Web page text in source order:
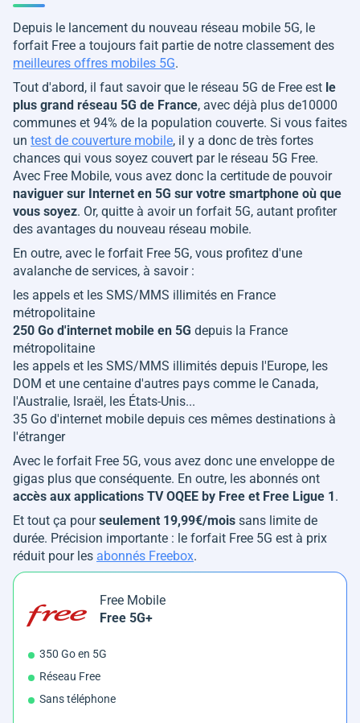
Depuis le lancement du nouveau réseau mobile 5G, le
forfait Free a toujours fait partie de notre classement des
meilleures offres mobiles 5G.
Tout d'abord, il faut savoir que le réseau 5G de Free est le
plus grand réseau 5G de France, avec déjà plus de10000
communes et 94% de la population couverte. Si vous faites
un test de couverture mobile, il y a donc de très fortes
chances qui vous soyez couvert par le réseau 5G Free.
Avec Free Mobile, vous avez donc la certitude de pouvoir
naviguer sur Internet en 5G sur votre smartphone où que
vous soyez. Or, quitte à avoir un forfait 5G, autant profiter
des avantages du nouveau réseau mobile.
En outre, avec le forfait Free 5G, vous profitez d'une
avalanche de services, à savoir :
les appels et les SMS/MMS illimités en France
métropolitaine
250 Go d'internet mobile en 5G depuis la France
métropolitaine
les appels et les SMS/MMS illimités depuis l'Europe, les
DOM et une centaine d'autres pays comme le Canada,
l'Australie, Israël, les États-Unis...
35 Go d'internet mobile depuis ces mêmes destinations à
l'étranger
Avec le forfait Free 5G, vous avez donc une enveloppe de
gigas plus que conséquente. En outre, les abonnés ont
accès aux applications TV OQEE by Free et Free Ligue 1 .
Et tout ça pourseulement 19,99€/mois sans limite de
durée. Précision importante : le forfait Free 5G est à prix
réduit pour les abonnés Freebox.
Free Mobile
Free 5G+
350 Go en 5G
Réseau Free
Sans téléphone